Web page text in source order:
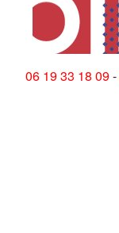
06 19 33 18 09-